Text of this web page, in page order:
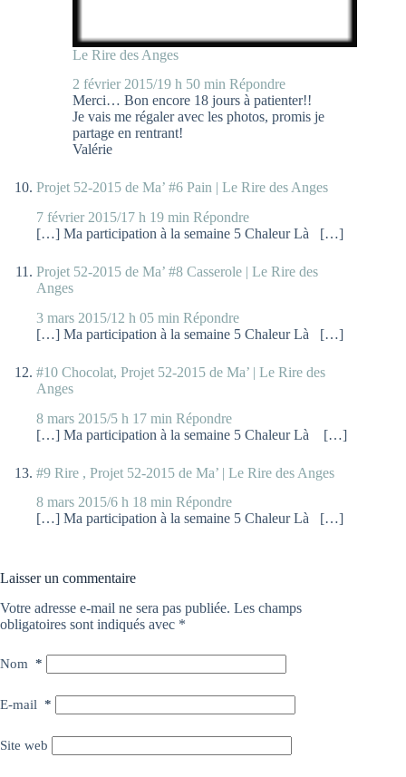
Le Rire des Anges
2 février 2015/19 h 50 min Répondre
Merci… Bon encore 18 jours à patienter!!
Je vais me régaler avec les photos, promis je
partage en rentrant!
Valérie
Projet 52-2015 de Ma’ #6 Pain | Le Rire des Anges
7 février 2015/17 h 19 min Répondre
[…] Ma participation à la semaine 5 Chaleur Là […]
Projet 52-2015 de Ma’ #8 Casserole | Le Rire des
Anges
3 mars 2015/12 h 05 min Répondre
[…] Ma participation à la semaine 5 Chaleur Là […]
#10 Chocolat, Projet 52-2015 de Ma’ | Le Rire des
Anges
8 mars 2015/5 h 17 min Répondre
[…] Ma participation à la semaine 5 Chaleur Là […]
#9 Rire , Projet 52-2015 de Ma’ | Le Rire des Anges
8 mars 2015/6 h 18 min Répondre
[…] Ma participation à la semaine 5 Chaleur Là […]
Laisser un commentaire
Votre adresse e-mail ne sera pas publiée. Les champs
obligatoires sont indiqués avec *
Nom *
E-mail *
Site web